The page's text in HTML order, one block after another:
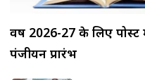
वर्ष 2026-27 के लिए पोस्ट
पंजीयन प्रारंभ